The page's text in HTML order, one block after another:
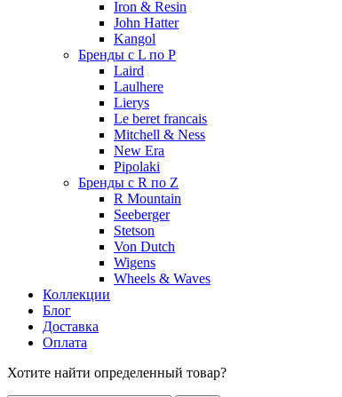
Iron & Resin
John Hatter
Kangol
Бренды с L по P
Laird
Laulhere
Lierys
Le beret francais
Mitchell & Ness
New Era
Pipolaki
Бренды с R по Z
R Mountain
Seeberger
Stetson
Von Dutch
Wigens
Wheels & Waves
Коллекции
Блог
Доставка
Оплата
Хотите найти определенный товар?